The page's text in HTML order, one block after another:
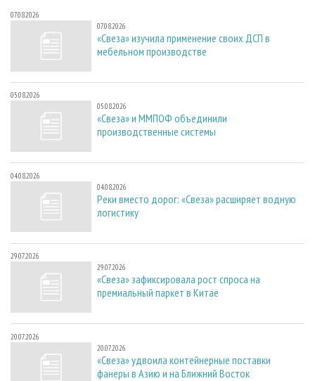
07.08.2026
07.08.2026
«Свеза» изучила применение своих ДСП в
мебельном производстве
05.08.2026
05.08.2026
«Свеза» и ММПОФ объединили
производственные системы
04.08.2026
04.08.2026
Реки вместо дорог: «Свеза» расширяет водную
логистику
29.07.2026
29.07.2026
«Свеза» зафиксировала рост спроса на
премиальный паркет в Китае
20.07.2026
20.07.2026
«Свеза» удвоила контейнерные поставки
фанеры в Азию и на Ближний Восток